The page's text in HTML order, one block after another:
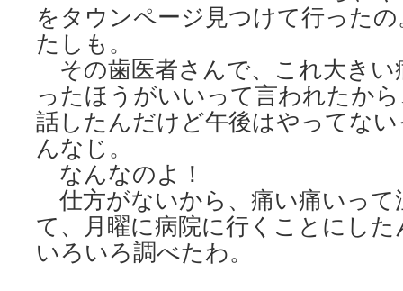
をタウンページ見つけて行った
たしも。
その歯医者さんで、これ大きい
ったほうがいいって言われたか
話したんだけど午後はやってな
んなじ。
なんなのよ！
仕方がないから、痛い痛いって
て、月曜に病院に行くことにし
いろいろ調べたわ。